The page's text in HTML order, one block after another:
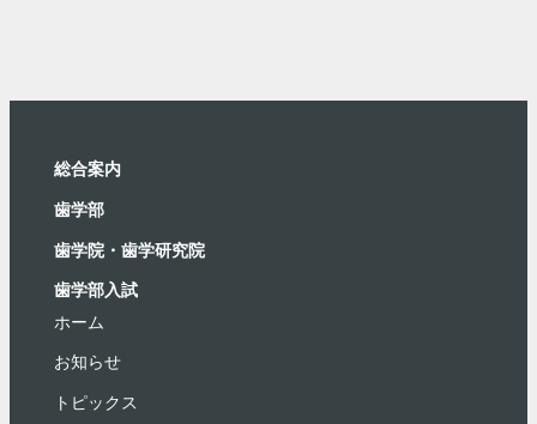
総合案内
⻭学部
歯学院・⻭学研究院
歯学部入試
ホーム
お知らせ
トピックス